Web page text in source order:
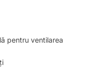
pentru ventilarea